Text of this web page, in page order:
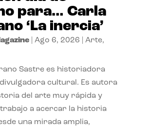
para… Carla
‘La inercia’
| Ago 6, 2026 Arte,
Sastre es historiadora
cultural. Es autora
del arte muy rápida y
a acercar la historia
una mirada amplia,